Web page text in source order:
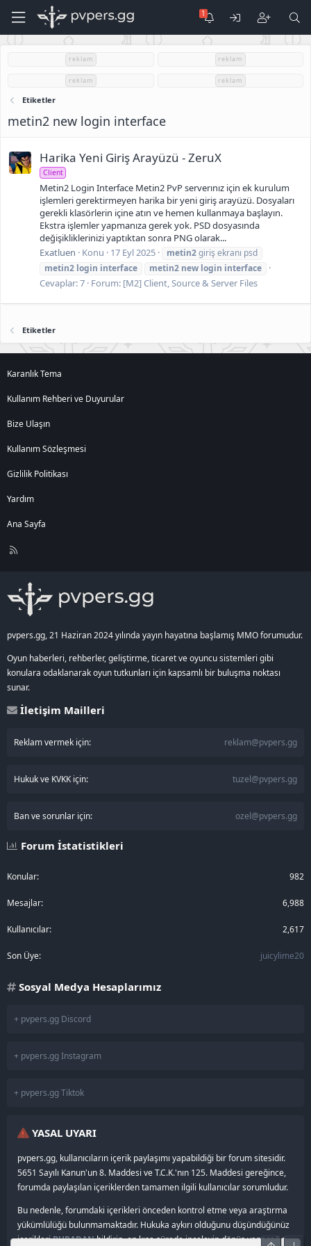
reklam reklam
reklam reklam
Etiketler
metin2 new login interface
Harika Yeni Giriş Arayüzü - ZeruX
Client
Metin2 Login Interface Metin2 PvP serverınız için ek kurulum
işlemleri gerektirmeyen harika bir yeni giriş arayüzü. Dosyaları
gerekli klasörlerin içine atın ve hemen kullanmaya başlayın.
Ekstra işlemler yapmanıza gerek yok. PSD dosyasında
değişikliklerinizi yaptıktan sonra PNG olarak...
Exatluen
Konu 17 Eyl 2025 metin2giriş ekranı psd
metin2 login interface metin2 new login interface
Cevaplar: 7 Forum: [M2] Client, Source & Server Files
Etiketler
Karanlık Tema
Kullanım Rehberi ve Duyurular
Bize Ulaşın
Kullanım Sözleşmesi
Gizlilik Politikası
Yardım
Ana Sayfa
R
pvpers.gg, 21 Haziran 2024 yılında yayın hayatına başlamış MMO forumudur.
Oyun haberleri, rehberler, geliştirme, ticaret ve oyuncu sistemleri gibi
konulara odaklanarak oyun tutkunları için kapsamlı bir buluşma noktası
sunar.
İletişim Mailleri
Reklam vermek için: reklam@pvpers.gg
Hukuk ve KVKK için: tuzel@pvpers.gg
Ban ve sorunlar için: ozel@pvpers.gg
Forum İstatistikleri
Konular 982
Mesajlar 6,988
Kullanıcılar 2,617
Son Üye juicylime20
Sosyal Medya Hesaplarımız
+ pvpers.gg Discord
+ pvpers.gg Instagram
+ pvpers.gg Tiktok
YASAL UYARI
pvpers.gg, kullanıcıların içerik paylaşımı yapabildiği bir forum sitesidir.
5651 Sayılı Kanun'un 8. Maddesi ve T.C.K.'nın 125. Maddesi gereğince,
forumda paylaşılan içeriklerden tamamen ilgili kullanıcılar sorumludur.
Bu nedenle, forumdaki içerikleri önceden kontrol etme veya araştırma
yükümlülüğü bulunmamaktadır. Hukuka aykırı olduğunu düşündüğünüz
içerikleriBURADANbildirin, en kısa sürede inceleyip dönüş yapacağız.